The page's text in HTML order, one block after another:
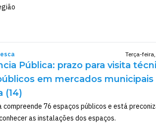
Terça-
Pública: prazo para visita
em mercados
(14)
compreende 76 espaços públicos e está
as instalações dos espaços.